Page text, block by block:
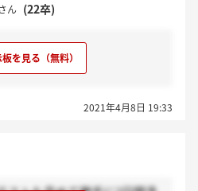
さん (22卒)
スが人によってかなり違うら
2021年4月8日 19:33